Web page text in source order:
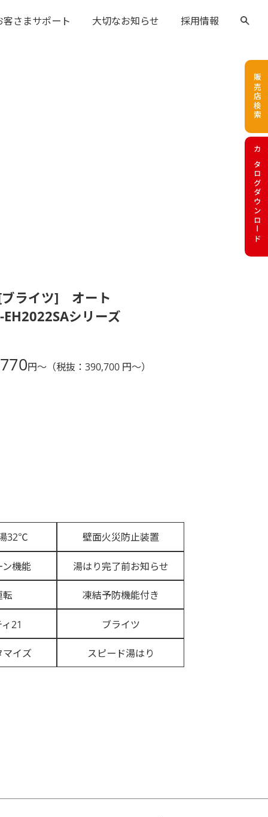
客さまサポート 大切なお知らせ 採用情報
販売店検索
カタログダウンロード
ブライツ] オート
シリーズ
円〜 （税抜：390,700 円〜）
32℃ 壁面火災防止装置
機能 湯はり完了前お知らせ
転 凍結予防機能付き
21 ブライツ
マイズ スピード湯はり